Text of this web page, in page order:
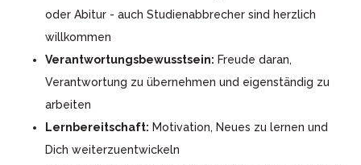
oder Abitur - auch Studienabbrecher sind herzlich
willkommen
Verantwortungsbewusstsein: Freude daran,
Verantwortung zu übernehmen und eigenständig zu
arbeiten
Lernbereitschaft: Motivation, Neues zu lernen und
Dich weiterzuentwickeln